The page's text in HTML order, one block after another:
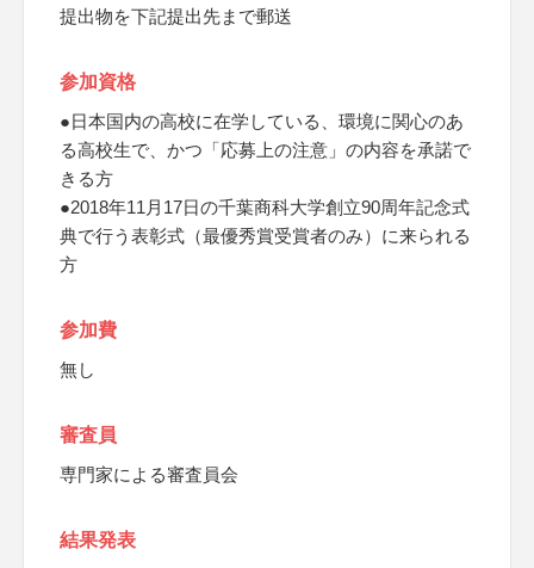
提出物を下記提出先まで郵送
参加資格
●日本国内の高校に在学している、環境に関心のあ
る高校生で、かつ「応募上の注意」の内容を承諾で
きる方
●2018年11月17日の千葉商科大学創立90周年記念式
典で行う表彰式（最優秀賞受賞者のみ）に来られる
方
参加費
無し
審査員
専門家による審査員会
結果発表